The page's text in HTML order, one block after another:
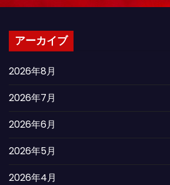
アーカイブ
2026年8月
2026年7月
2026年6月
2026年5月
2026年4月